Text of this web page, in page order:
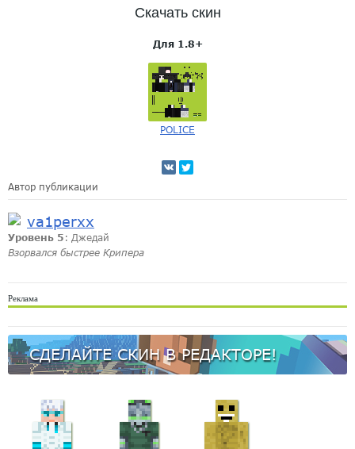
Скачать скин
Для 1.8+
POLICE
Автор публикации
va1perxx
Уровень 5 : Джедай
Взорвался быстрее Крипера
Реклама
СДЕЛАЙТЕ СКИН В РЕДАКТОРЕ!